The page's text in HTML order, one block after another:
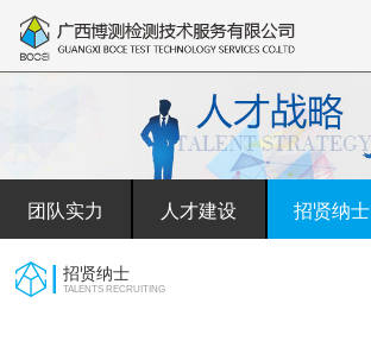
团队实力 人才建设 招贤纳士
招贤纳士
TALENTS RECRUITING